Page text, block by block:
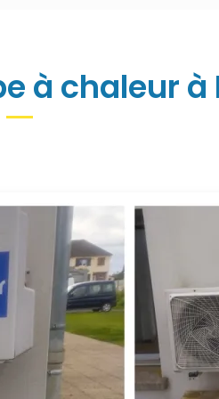
à chaleur à